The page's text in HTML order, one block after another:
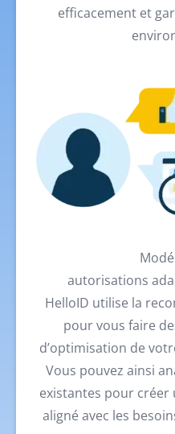
efficacement et
autorisations
HelloID utilise la
pour vous faire
d’optimisation de
Vous pouvez ainsi
existantes pour
aligné avec les